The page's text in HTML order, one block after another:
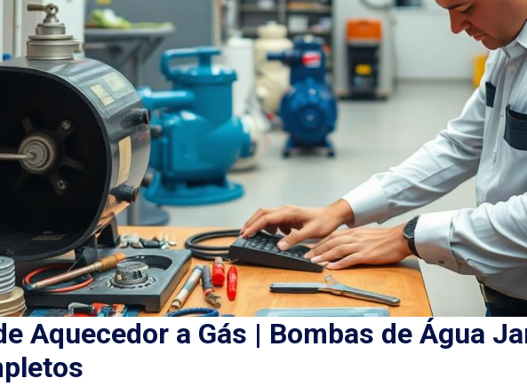
Aquecedor a Gás | Bombas de Água